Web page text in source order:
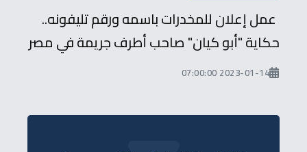
عمل إعلان للمخدرات باسمه ورقم تليفونه..
حكاية "أبو كيان" صاحب أطرف جريمة في مصر
2023-01-14 07:00:00